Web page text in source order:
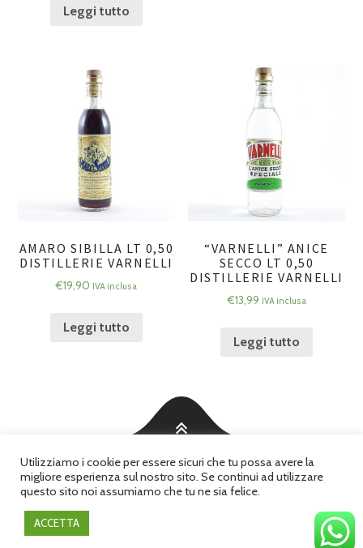
Leggi tutto
AMARO SIBILLA LT 0,50
DISTILLERIE VARNELLI
€19,90 IVA inclusa
Leggi tutto
“VARNELLI” ANICE
SECCO LT 0,50
DISTILLERIE VARNELLI
€13,99 IVA inclusa
Leggi tutto
©2026 Bontà delle Marche - Ristorante e Gastronomia in Ancona
|Partita IVA: 01457930426
Privacy Policy
Utilizziamo i cookie per essere sicuri che tu possa avere la
migliore esperienza sul nostro sito. Se continui ad utilizzare
questo sito noi assumiamo che tu ne sia felice.
ACCETTA